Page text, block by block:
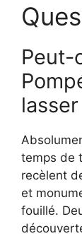
Peut-
lasser
temps de
recèlent
et
fouillé.